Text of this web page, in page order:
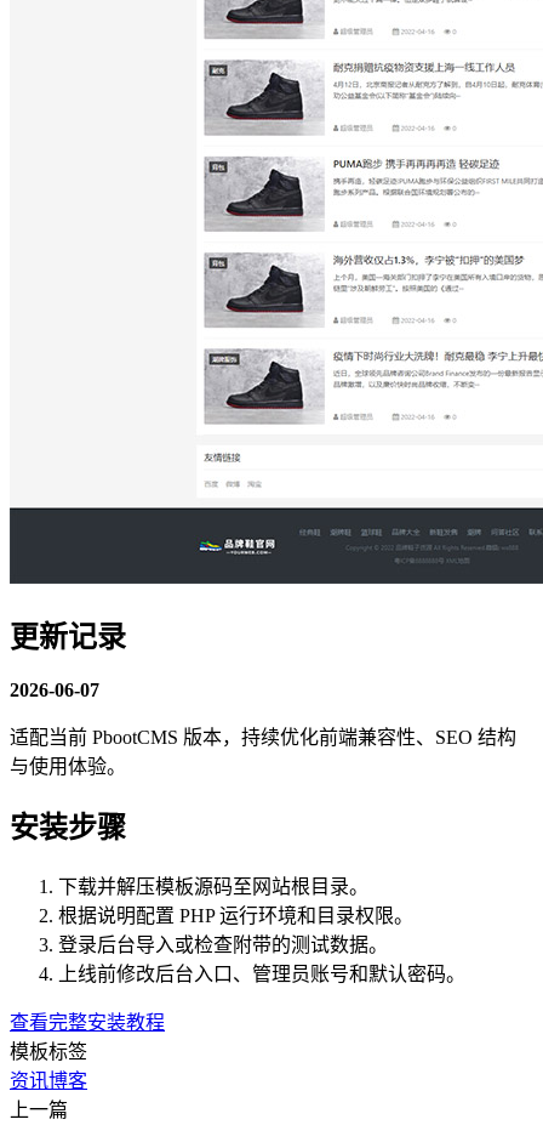
更新记录
2026-06-07
适配当前 PbootCMS 版本，持续优化前端兼容性、SEO 结构
与使用体验。
安装步骤
下载并解压模板源码至网站根目录。
根据说明配置 PHP 运行环境和目录权限。
登录后台导入或检查附带的测试数据。
上线前修改后台入口、管理员账号和默认密码。
查看完整安装教程
模板标签
资讯博客
上一篇